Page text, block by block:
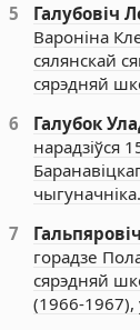
5
Галубовіч
Вароніна
сялянскай
сярэдняй
6
Галубок
нарадзіўся
7
горадзе
сярэдняй
(1966-